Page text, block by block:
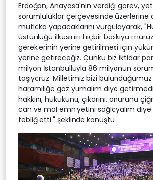
Erdoğan, Anayasa'nın verdiği görev,
sorumluluklar çerçevesinde üzerlerine
mutlaka yapacaklarını vurgulayarak,
üstünlüğü ilkesinin hiçbir baskıya
gereklerinin yerine getirilmesi için
yerine getireceğiz. Çünkü biz iktidar
milyon İstanbulluyla 86 milyonun
taşıyoruz. Milletimiz bizi
haramiliğe göz yumalım diye
hakkını, hukukunu, çıkarını, onurunu
can ve mal emniyetini sağlayalım
tebliğ etti." şeklinde konuştu.